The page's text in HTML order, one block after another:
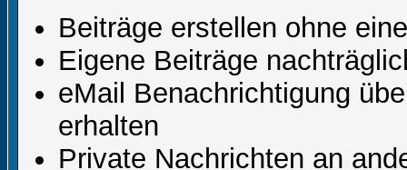
Beiträge erstellen ohne
Eigene Beiträge
eMail Benachrichtigung
erhalten
Private Nachrichten an